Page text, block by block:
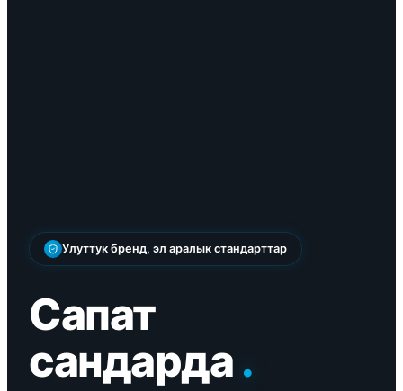
Улуттук бренд, эл аралык стандарттар
Сапат
сандарда .